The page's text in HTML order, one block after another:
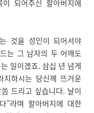
되어주신 할아버지에
것을 성인이 되어서야
는 그 남자의 두 어깨도
일이겠죠. 삼십 년 넘게
하시는 당신께 뜨거운
드리고 싶습니다. 날이
”라며 할아버지에 대한